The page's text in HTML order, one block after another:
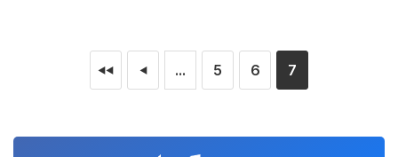
◄◄ ◄ ... 5 6 7